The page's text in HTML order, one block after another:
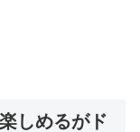
しめるがド